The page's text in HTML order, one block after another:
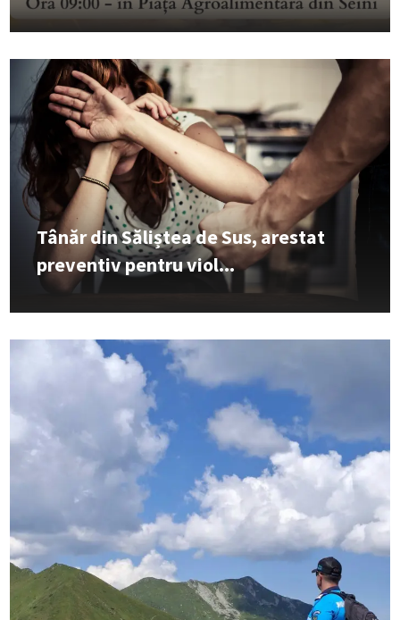
Tânăr din Săliștea de Sus, arestat
preventiv pentru viol...